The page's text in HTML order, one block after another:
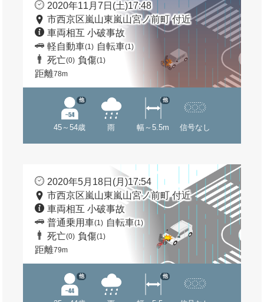
2020年11月7日(土)17:48
市西京区嵐山東嵐山宮ノ前町 付近
車両相互 小破事故
軽自動車(1) 自転車(1)
死亡(0) 負傷(1)
距離78m
45～54歳
他
雨 幅～5.5m
他
信号なし
2020年5月18日(月)17:54
市西京区嵐山東嵐山宮ノ前町 付近
車両相互 小破事故
普通乗用車(1) 自転車(1)
死亡(0) 負傷(1)
距離79m
他 他